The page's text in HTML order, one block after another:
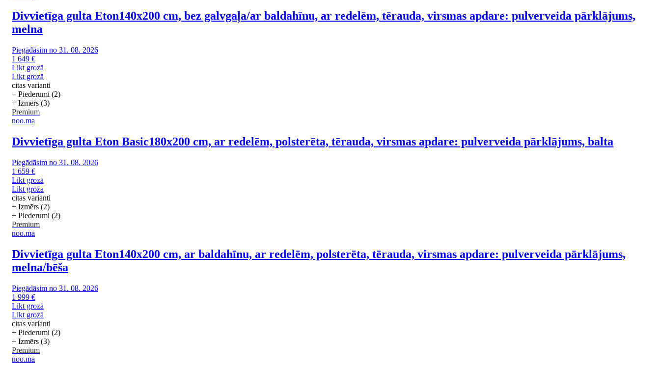
Divvietīga gulta Eton140x200 cm, bez galvgaļa/ar baldahīnu, ar redelēm, tērauda, virsmas apdare: pulverveida pārklājums,
melna
Piegādāsim no 31. 08. 2026
1 649 €
Likt grozā
Likt grozā
citas varianti
+ Piederumi (2)
+ Izmērs (3)
Premium
noo.ma
Divvietīga gulta Eton Basic180x200 cm, ar redelēm, polsterēta, tērauda, virsmas apdare: pulverveida pārklājums, balta
Piegādāsim no 31. 08. 2026
1 659 €
Likt grozā
Likt grozā
citas varianti
+ Izmērs (2)
+ Piederumi (2)
Premium
noo.ma
Divvietīga gulta Eton140x200 cm, ar baldahīnu, ar redelēm, polsterēta, tērauda, virsmas apdare: pulverveida pārklājums,
melna/bēša
Piegādāsim no 31. 08. 2026
1 999 €
Likt grozā
Likt grozā
citas varianti
+ Piederumi (2)
+ Izmērs (3)
Premium
noo.ma